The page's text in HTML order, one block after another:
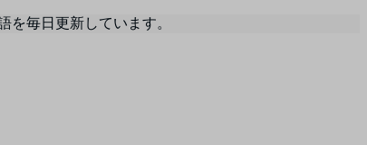
を毎日更新しています。